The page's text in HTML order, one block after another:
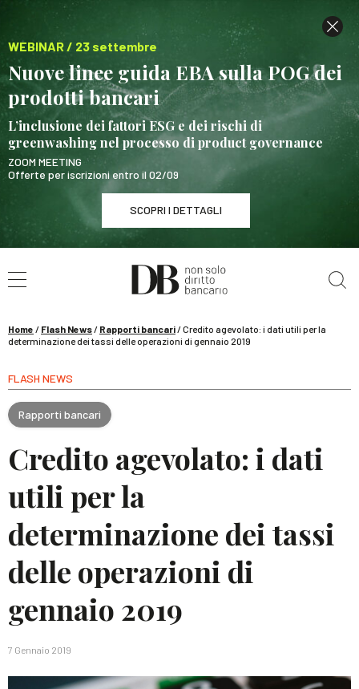
WEBINAR / 23 settembre
Nuove linee guida EBA sulla POG dei
prodotti bancari
L’inclusione dei fattori ESG e dei rischi di
greenwashing nel processo di product governance
ZOOM MEETING
Offerte per iscrizioni entro il 02/09
SCOPRI I DETTAGLI
WEBINAR / 23 settembre
Nuove linee guida EBA sulla POG dei prodotti
SCOPRI I DETTAGLI
Home / Flash News/ Rapporti bancari/Credito agevolato: i dati utili per la
determinazione dei tassi delle operazioni di gennaio 2019
FLASH NEWS
Rapporti bancari
Credito agevolato: i dati
utili per la
determinazione dei tassi
delle operazioni di
gennaio 2019
7 Gennaio 2019